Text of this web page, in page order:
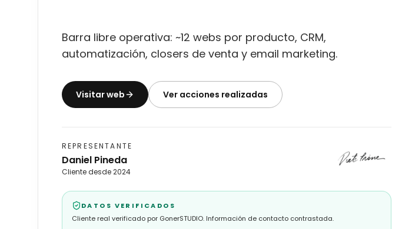
Barra libre operativa: ~12 webs por producto, CRM,
automatización, closers de venta y email marketing.
Visitar web Ver acciones realizadas
REPRESENTANTE
Daniel Pineda
Cliente desde 2024
DATOS VERIFICADOS
Cliente real verificado por GonerSTUDIO. Información de contacto contrastada.